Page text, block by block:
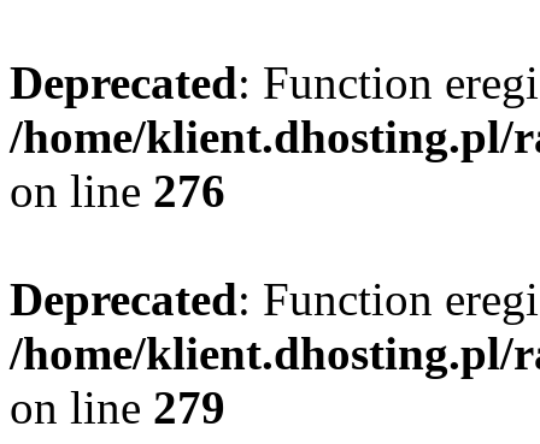
Deprecated: Function
/home/klient.dhosting.pl/
on line 276
Deprecated: Function
/home/klient.dhosting.pl/
on line 279